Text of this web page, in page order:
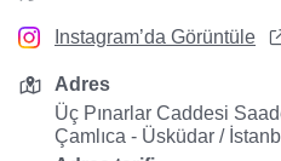
Instagram’da Görüntüle
Adres
Üç Pınarlar Caddesi
Çamlıca - Üsküdar /